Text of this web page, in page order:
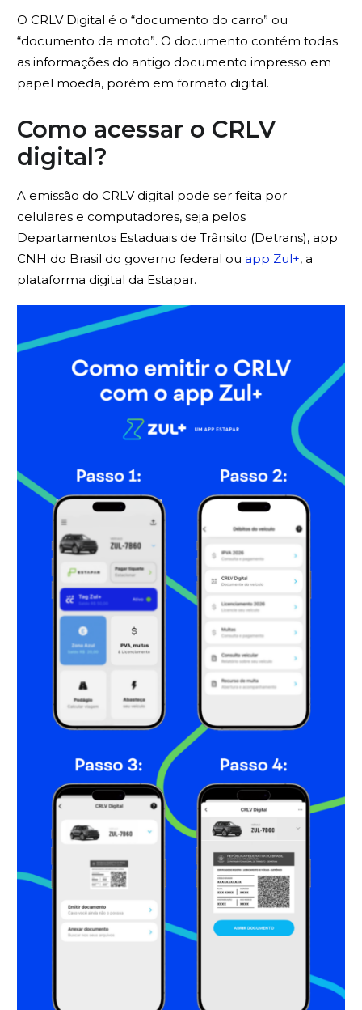
O CRLV Digital é o “documento do carro” ou
“documento da moto”. O documento contém todas
as informações do antigo documento impresso em
papel moeda, porém em formato digital.
Como acessar o CRLV
digital?
A emissão do CRLV digital pode ser feita por
celulares e computadores, seja pelos
Departamentos Estaduais de Trânsito (Detrans), app
CNH do Brasil do governo federal ou app Zul+, a
plataforma digital da Estapar.